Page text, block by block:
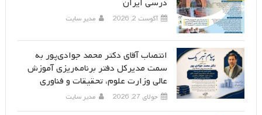
درسی ایران
آگوست 2, 2026 مدیر سایت
انتصاب آقای دکتر محمد جوادی‌پور به
سمت مدیرکل دفتر برنامه‌ریزی آموزش
عالی وزارت علوم، تحقیقات و فناوری
جولای 27, 2026 مدیر سایت